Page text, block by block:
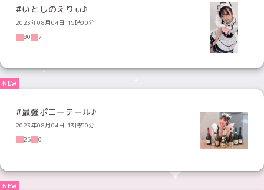
#いとしのえりぃ♪
2023年08月04日 15時00分
80
7
#最強ポニーテール♪
2023年08月04日 13時50分
25
0